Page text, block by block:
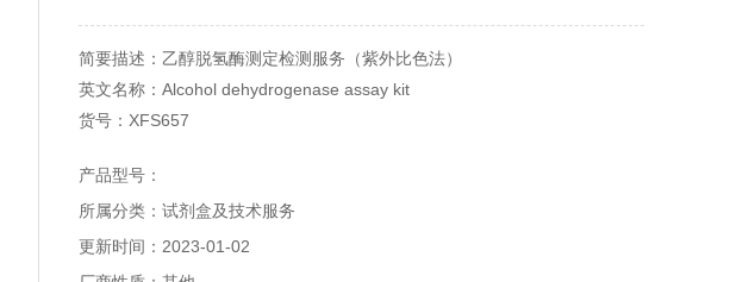
简要描述：乙醇脱氢酶测定检测服务（紫外比色法）
英文名称：Alcohol dehydrogenase assay kit
货号：XFS657
产品型号：
所属分类：试剂盒及技术服务
更新时间：2023-01-02